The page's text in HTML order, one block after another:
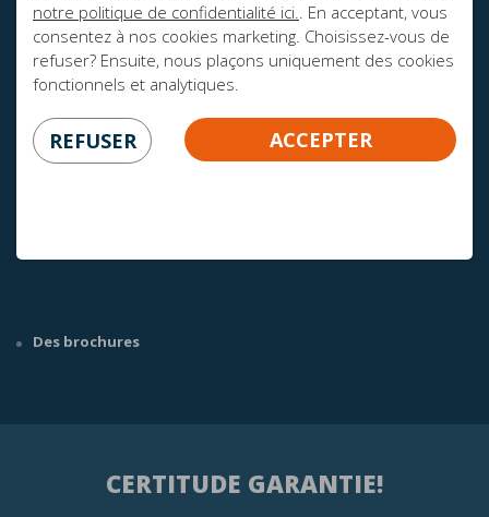
notre politique de confidentialité ici.. En acceptant, vous
consentez à nos cookies marketing. Choisissez-vous de
refuser? Ensuite, nous plaçons uniquement des cookies
fonctionnels et analytiques.
REFUSER ACCEPTER
AVEZ-VOUS DES QUESTIONS?
Des brochures
CERTITUDE GARANTIE!